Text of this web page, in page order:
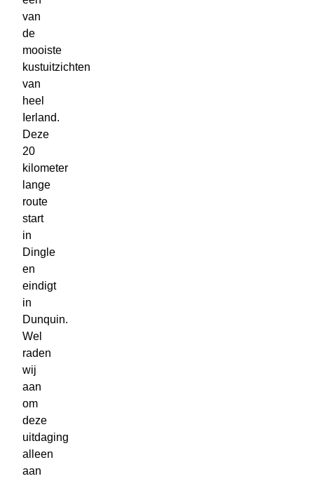
van
de
mooiste
kustuitzichten
van
heel
Ierland.
Deze
20
kilometer
lange
route
start
in
Dingle
en
eindigt
in
Dunquin.
Wel
raden
wij
aan
om
deze
uitdaging
alleen
aan